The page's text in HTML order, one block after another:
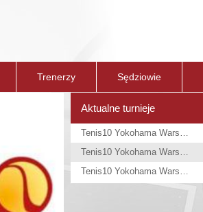
Trenerzy Sędziowie
Aktualne turnieje
Tenis10 Yokohama Warsaw Open
Tenis10 Yokohama Warsaw Open
Tenis10 Yokohama Warsaw Open